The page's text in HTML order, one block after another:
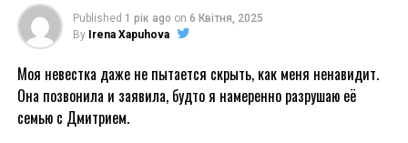
Published 1 рік ago on 6 Квітня, 2025
By Irena Xapuhova
Моя невестка даже не пытается скрыть, как меня ненавидит.
Она позвонила и заявила, будто я намеренно разрушаю её
семью с Дмитрием.